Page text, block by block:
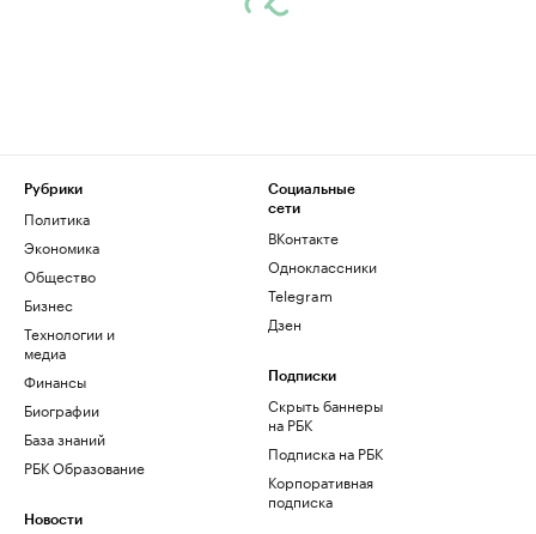
Рубрики
Политика
Экономика
Общество
Бизнес
Технологии и
медиа
Финансы
Биографии
База знаний
РБК Образование
Новости
Социальные
сети
ВКонтакте
Одноклассники
Telegram
Дзен
Подписки
Скрыть баннеры
на РБК
Подписка на РБК
Корпоративная
подписка